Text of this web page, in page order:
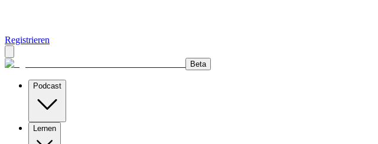
Registrieren
Beta
Podcast
Lernen